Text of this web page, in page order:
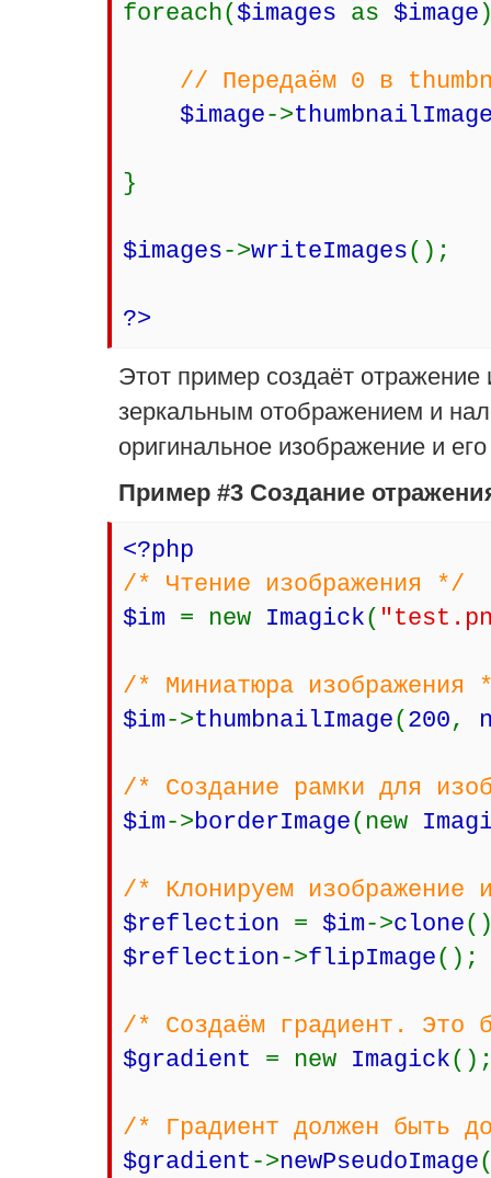
foreach($images as $image
// Передаём 0 в
$image->
}
$images->writeImages();
?>
Этот пример создаёт
зеркальным отображением и
оригинальное изображение и
Пример #3 Создание
<?php
/* Чтение изображения */
$im = new Imagick(
/* Миниатюра изображения
$im->thumbnailImage( 200,
/* Создание рамки для
$im->borderImage(new
/* Клонируем изображение
$reflection = $im->clone
$reflection->flipImage();
/* Создаём градиент. Это
$gradient = new Imagick
/* Градиент должен быть
$gradient ->newPseudoImage